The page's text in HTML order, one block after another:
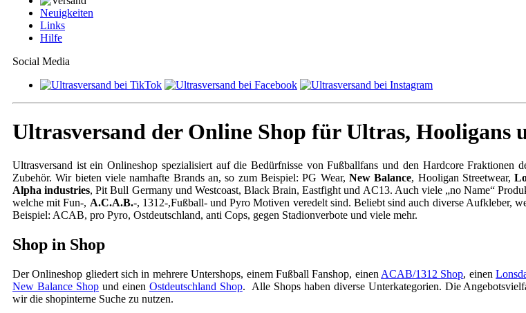
Neuigkeiten
Links
Hilfe
Social Media
Ultrasversand der Online Shop für Ultras, Hooligans
Ultrasversand ist ein Onlineshop spezialisiert auf die Bedürfnisse von Fußballfans und den Hardcore Fraktionen
Zubehör. Wir bieten viele namhafte Brands an, so zum Beispiel: PG Wear, New Balance, Hooligan Streetwear,
Alpha industries, Pit Bull Germany und Westcoast, Black Brain, Eastfight und AC13. Auch viele „no Name“
welche mit Fun-, A.C.A.B.-, 1312-,Fußball- und Pyro Motiven veredelt sind. Beliebt sind auch diverse Aufkleber,
Beispiel: ACAB, pro Pyro, Ostdeutschland, anti Cops, gegen Stadionverbote und viele mehr.
Shop in Shop
Der Onlineshop gliedert sich in mehrere Untershops, einem Fußball Fanshop, einen ACAB/1312 Shop, einen
New Balance Shopund einen Ostdeutschland Shop. Alle Shops haben diverse Unterkategorien. Die
wir die shopinterne Suche zu nutzen.